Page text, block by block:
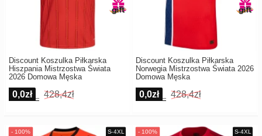
Discount Koszulka Piłkarska
Hiszpania Mistrzostwa Świata
2026 Domowa Męska
0,0zł 428,4zł
Discount Koszulka Piłkarska
Norwegia Mistrzostwa Świata 2026
Domowa Męska
0,0zł 428,4zł